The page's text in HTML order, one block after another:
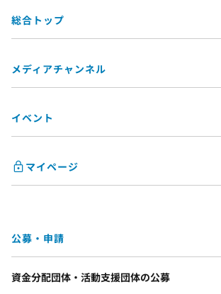
総合トップ
メディアチャンネル
イベント
マイページ
公募・申請
資金分配団体・活動支援団体の公募